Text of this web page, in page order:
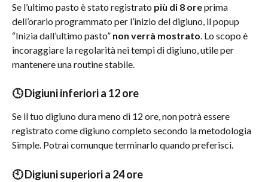
Se l’ultimo pasto è stato registrato più di 8 ore prima
dell’orario programmato per l’inizio del digiuno, il popup
“Inizia dall’ultimo pasto” non verrà mostrato. Lo scopo è
incoraggiare la regolarità nei tempi di digiuno, utile per
mantenere una routine stabile.
🕓 Digiuni inferiori a 12 ore
Se il tuo digiuno dura meno di 12 ore, non potrà essere
registrato come digiuno completo secondo la metodologia
Simple. Potrai comunque terminarlo quando preferisci.
🕙 Digiuni superiori a 24 ore